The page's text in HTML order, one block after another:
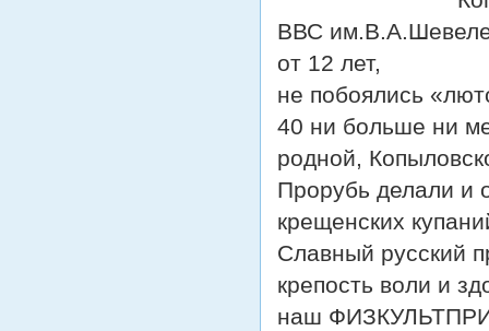
ВВС
от 12 лет,
не побоялись
40 ни больше ни
родной,
Прорубь делали и
крещенских
Славный русский
крепость воли и
наш